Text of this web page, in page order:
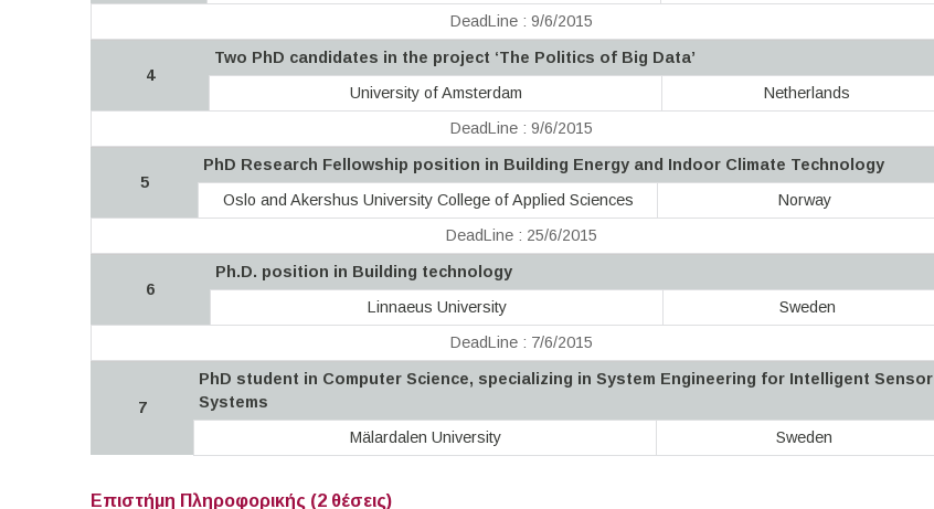
DeadLine : 9/6/2015
4
Two PhD candidates in the project ‘The Politics of Big Data’
University of Amsterdam
Netherlands
DeadLine : 9/6/2015
5
PhD Research Fellowship position in Building Energy and Indoor Climate Technology
Oslo and Akershus University College of Applied Sciences
Norway
DeadLine : 25/6/2015
6
Ph.D. position in Building technology
Linnaeus University
Sweden
DeadLine : 7/6/2015
7
PhD student in Computer Science, specializing in System Engineering for Intelligent Sensor
Systems
Mälardalen University
Sweden
Επιστήμη Πληροφορικής (2 θέσεις)